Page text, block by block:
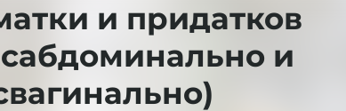
и придатков
и